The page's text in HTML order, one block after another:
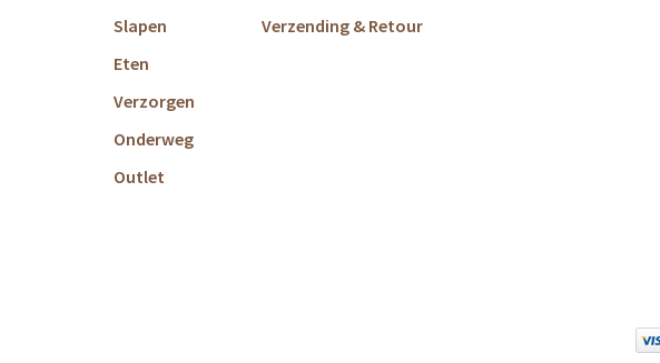
Slapen
Eten
Verzorgen
Onderweg
Outlet
Verzending & Retour